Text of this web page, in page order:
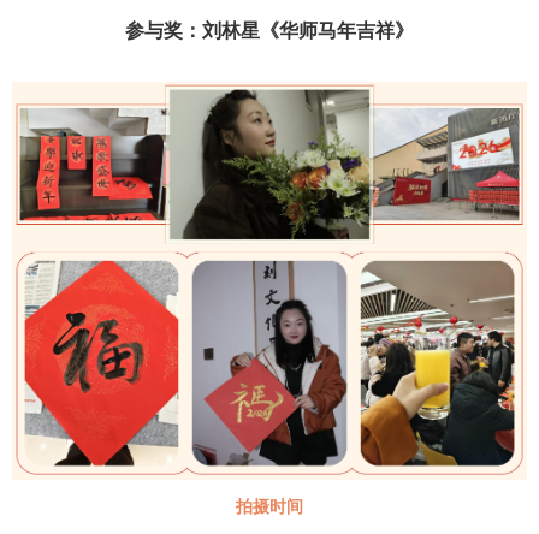
参与奖 ： 刘林星《华师马年吉祥》
拍摄时间